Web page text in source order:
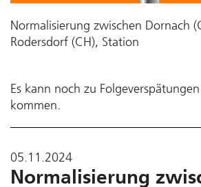
Normalisierung zwischen Dornach
Rodersdorf (CH), Station
Es kann noch zu
kommen.
05.11.2024
Normalisierung